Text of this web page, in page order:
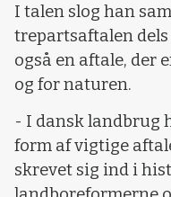
I talen slog han
trepartsaftalen
også en aftale, der
og for naturen.
- I dansk landbrug
form af vigtige
skrevet sig ind i